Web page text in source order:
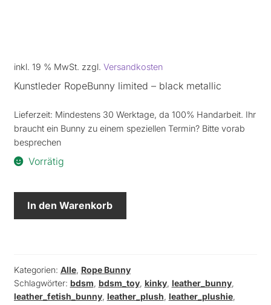
inkl. 19 % MwSt. zzgl. Versandkosten
Kunstleder RopeBunny limited – black metallic
Lieferzeit: Mindestens 30 Werktage, da 100% Handarbeit. Ihr
braucht ein Bunny zu einem speziellen Termin? Bitte vorab
besprechen
Vorrätig
"Rope
5)
-
In den Warenkorb
Kategorien: Alle, Rope Bunny
Schlagwörter: bdsm, bdsm_toy, kinky, leather_bunny,
leather_fetish_bunny, leather_plush, leather_plushie,